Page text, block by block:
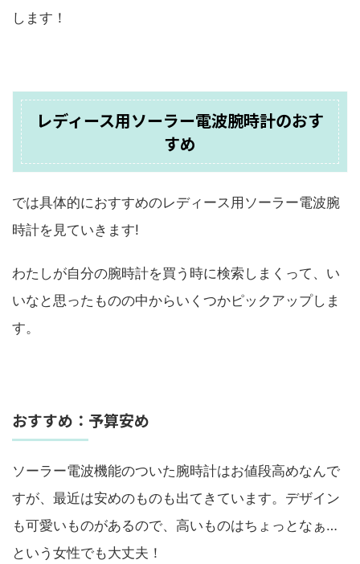
します！
レディース用ソーラー電波腕時計のおす
すめ
では具体的におすすめのレディース用ソーラー電波腕
時計を見ていきます!
わたしが自分の腕時計を買う時に検索しまくって、い
いなと思ったものの中からいくつかピックアップしま
す。
おすすめ：予算安め
ソーラー電波機能のついた腕時計はお値段高めなんで
すが、最近は安めのものも出てきています。デザイン
も可愛いものがあるので、高いものはちょっとなぁ…
という女性でも大丈夫！